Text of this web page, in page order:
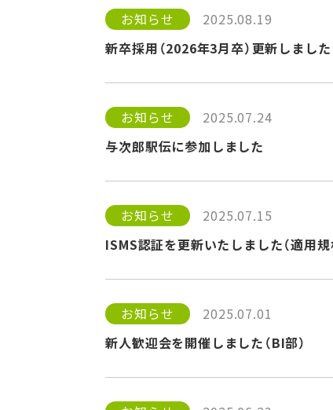
お知らせ
2025.08.19
新卒採用（2026年3月卒）更新しました
お知らせ
2025.07.24
与次郎駅伝に参加しました
お知らせ
2025.07.15
ISMS認証を更新いたしました（適用
お知らせ
2025.07.01
新人歓迎会を開催しました（BI部）